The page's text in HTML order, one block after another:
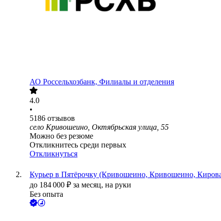
АО Россельхозбанк, Филиалы и отделения
4.0
•
5186 отзывов
село Кривошеино, Октябрьская улица, 55
Можно без резюме
Откликнитесь среди первых
Откликнуться
Курьер в Пятёрочку (Кривошеино, Кривошеино,
до 184 000 ₽ за месяц, на руки
Без опыта